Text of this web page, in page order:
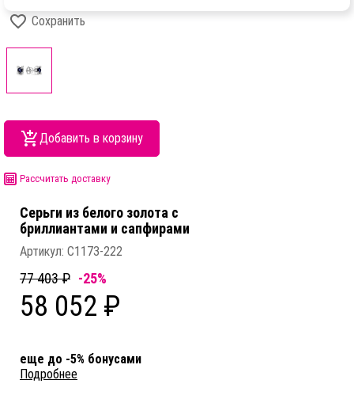
Сохранить
Добавить в корзину
Рассчитать доставку
Серьги из белого золота c
бриллиантами и сапфирами
Артикул: С1173-222
77 403 ₽ -25%
58 052 ₽
еще до -5% бонусами
Подробнее